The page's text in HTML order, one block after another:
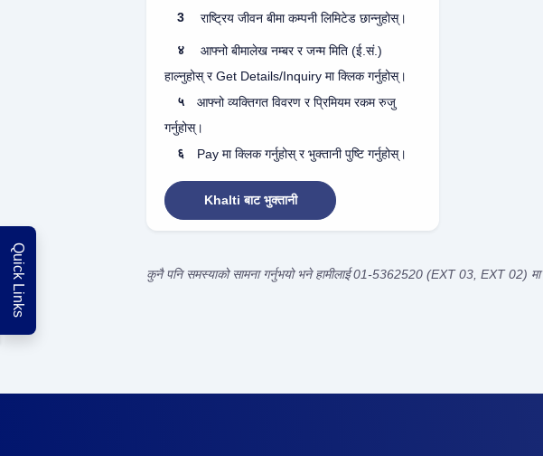
3
राष्ट्रिय जीवन बीमा कम्पनी लिमिटेड छान्नुहोस्।
४
आफ्नो बीमालेख नम्बर र जन्म मिति (ई.सं.)
हाल्नुहोस् र Get Details/Inquiry मा क्लिक गर्नुहोस्।
५
आफ्नो व्यक्तिगत विवरण र प्रिमियम रकम रुजु
गर्नुहोस्।
६
Pay मा क्लिक गर्नुहोस् र भुक्तानी पुष्टि गर्नुहोस्।
Khalti बाट भुक्तानी
कुनै पनि समस्याको सामना गर्नुभयो भने हामीलाई 01-5362520 (EXT 03, EXT 02) मा
Quick Links